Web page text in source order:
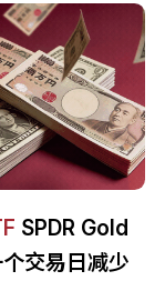
SPDR Gold
交易日减少